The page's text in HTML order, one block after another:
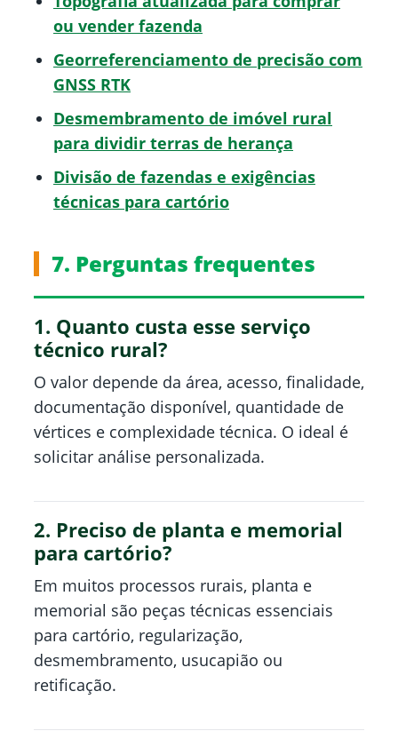
ou vender fazenda
Georreferenciamento de precisão com
GNSS RTK
Desmembramento de imóvel rural
para dividir terras de herança
Divisão de fazendas e exigências
técnicas para cartório
7. Perguntas frequentes
1. Quanto custa esse serviço
técnico rural?
O valor depende da área, acesso, finalidade,
documentação disponível, quantidade de
vértices e complexidade técnica. O ideal é
solicitar análise personalizada.
2. Preciso de planta e memorial
para cartório?
Em muitos processos rurais, planta e
memorial são peças técnicas essenciais
para cartório, regularização,
desmembramento, usucapião ou
retificação.